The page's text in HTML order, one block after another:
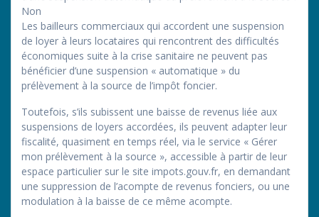
Non
Les bailleurs commerciaux qui accordent une suspension
de loyer à leurs locataires qui rencontrent des difficultés
économiques suite à la crise sanitaire ne peuvent pas
bénéficier d’une suspension « automatique » du
prélèvement à la source de l’impôt foncier.
Toutefois, s’ils subissent une baisse de revenus liée aux
suspensions de loyers accordées, ils peuvent adapter leur
fiscalité, quasiment en temps réel, via le service « Gérer
mon prélèvement à la source », accessible à partir de leur
espace particulier sur le site impots.gouv.fr, en demandant
une suppression de l’acompte de revenus fonciers, ou une
modulation à la baisse de ce même acompte.